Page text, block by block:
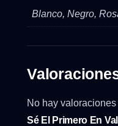
Blanco, Negro,
No hay valoraciones
Sé El Primero En